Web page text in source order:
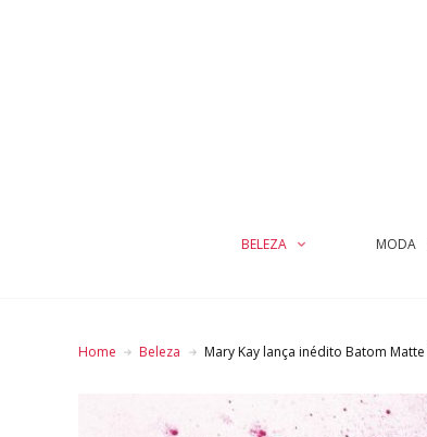
BELEZA MODA
Home Beleza Mary Kay lança inédito Batom